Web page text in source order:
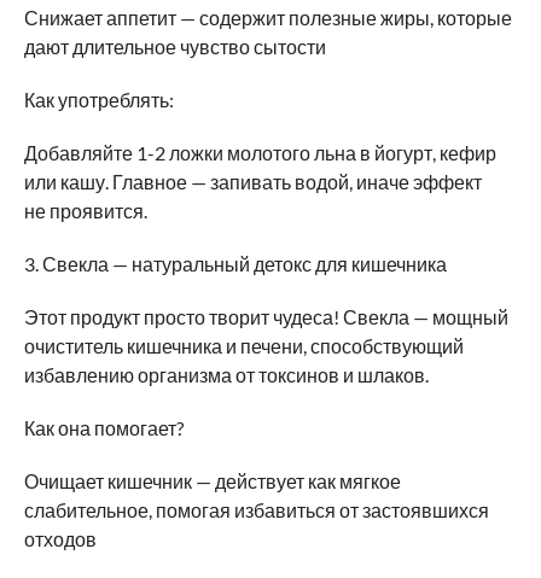
Снижает аппетит — содержит полезные жиры, которые
дают длительное чувство сытости
Как употреблять:
Добавляйте 1-2 ложки молотого льна в йогурт, кефир
или кашу. Главное — запивать водой, иначе эффект
не проявится.
3. Свекла — натуральный детокс для кишечника
Этот продукт просто творит чудеса! Свекла — мощный
очиститель кишечника и печени, способствующий
избавлению организма от токсинов и шлаков.
Как она помогает?
Очищает кишечник — действует как мягкое
слабительное, помогая избавиться от застоявшихся
отходов